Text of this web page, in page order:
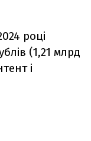
році
(1,21 млрд
і